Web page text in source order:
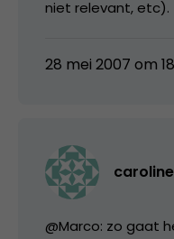
niet relevant, etc).
28 mei 2007 om
@Marco: zo gaat